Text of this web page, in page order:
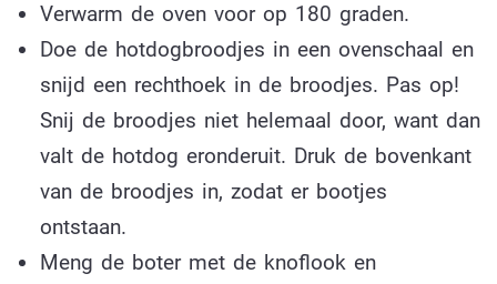
Verwarm de oven voor op 180 graden.
Doe de hotdogbroodjes in een ovenschaal en
snijd een rechthoek in de broodjes. Pas op!
Snij de broodjes niet helemaal door, want dan
valt de hotdog eronderuit. Druk de bovenkant
van de broodjes in, zodat er bootjes
ontstaan.
Meng de boter met de knoflook en